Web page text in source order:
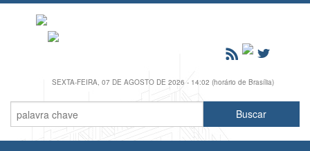
SEXTA-FEIRA, 07 DE AGOSTO DE 2026 - 14:02 (horário de Brasília)